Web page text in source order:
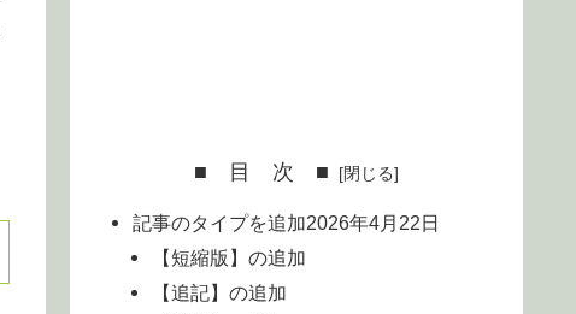
■ 目 次 ■
記事のタイプを追加2026年4月22日
【短縮版】の追加
【追記】の追加